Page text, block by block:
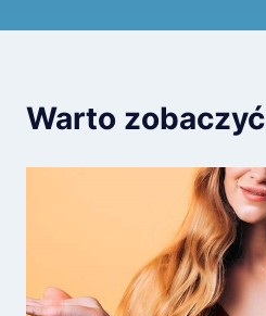
Warto zobaczyć